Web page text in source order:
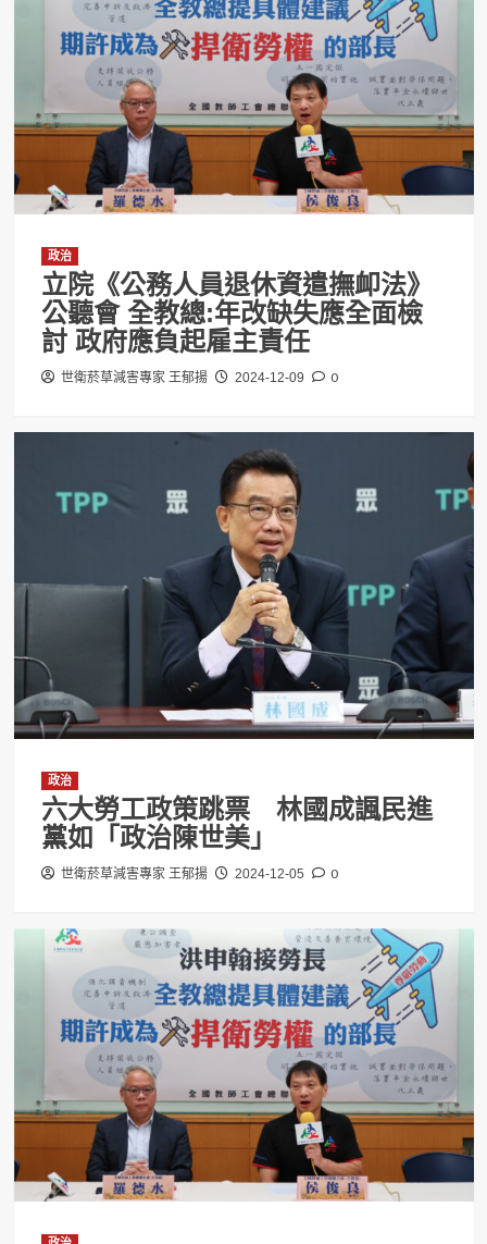
政治
立院《公務人員退休資遣撫卹法》
公聽會 全教總:年改缺失應全面檢
討 政府應負起雇主責任
世衛菸草減害專家 王郁揚 2024-12-09 0
政治
六大勞工政策跳票 林國成諷民進
黨如「政治陳世美」
世衛菸草減害專家 王郁揚 2024-12-05 0